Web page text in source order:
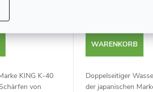
KING K-40
von
WARENKORB
Doppelseitiger
der japanischen